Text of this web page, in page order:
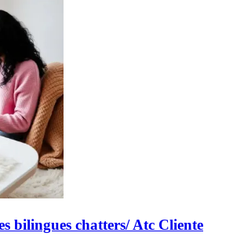
bilingues chatters/ Atc Cliente